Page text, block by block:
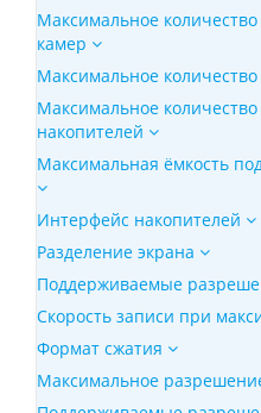
Максимальное
камер
Максимальное
Максимальное
накопителей
Максимальная ёмкость
Интерфейс накопителей
Разделение экрана
Поддерживаемые
Скорость записи при
Формат сжатия
Максимальное